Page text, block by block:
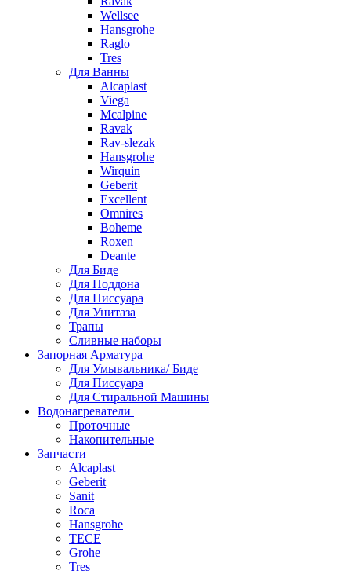
Wellsee
Hansgrohe
Raglo
Tres
Для Ванны
Alcaplast
Viega
Mcalpine
Ravak
Rav-slezak
Hansgrohe
Wirquin
Geberit
Excellent
Omnires
Boheme
Roxen
Deante
Для Биде
Для Поддона
Для Писсуара
Для Унитаза
Трапы
Сливные наборы
Запорная Арматура
Для Умывальника/ Биде
Для Писсуара
Для Стиральной Машины
Водонагреватели
Проточные
Накопительные
Запчасти
Alcaplast
Geberit
Sanit
Roca
Hansgrohe
TECE
Grohe
Tres